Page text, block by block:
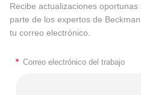
Recibe actualizaciones
parte de los expertos de
tu correo electrónico.
* Correo electrónico del trabajo